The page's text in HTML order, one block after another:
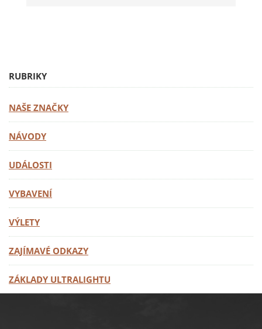
RUBRIKY
NAŠE ZNAČKY
NÁVODY
UDÁLOSTI
VYBAVENÍ
VÝLETY
ZAJÍMAVÉ ODKAZY
ZÁKLADY ULTRALIGHTU